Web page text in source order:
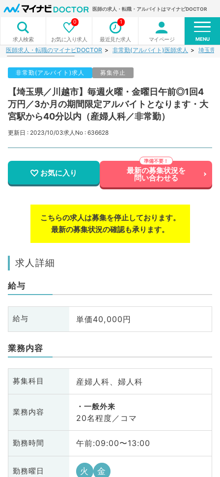
医師の求人・転職・アルバイトはマイナビDOCTOR
求人検索 お気に入り求人
0
最近見た求人
1
マイページ MENU
医師求人・転職のマイナビDOCTOR 非常勤(アルバイト)医師求人 埼玉県
非常勤(アルバイト)求人 募集停止
【埼玉県／川越市】毎週火曜・金曜日午前◎1回4
万円／3か月の期間限定アルバイトとなります・大
宮駅から40分以内（産婦人科／非常勤）
更新日 : 2023/10/03求人No : 636628
お気に入り 最新の募集状況を
問い合わせる
こちらの求人は募集を停止しております。
最新の募集状況の確認も承ります。
求人詳細
給与
給与 単価40,000円
業務内容
募集科目 産婦人科、婦人科
業務内容
一般外来
20名程度／コマ
勤務時間 午前:09:00〜13:00
勤務曜日 火 金